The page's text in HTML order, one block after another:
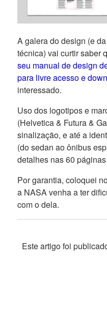
A galera do design (e
técnica) vai curtir saber
seu manual de design
para livre acesso e
interessado.
Uso dos logotipos e
(Helvetica & Futura &
sinalização, e até a
(do sedan ao ônibus
detalhes nas 60
Por garantia, coloquei
a NASA venha a ter
com o dela.
Este artigo foi